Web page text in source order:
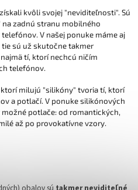
kvôli svojej "neviditeľnosti". Sú
zadnú stranu mobilného
V našej ponuke máme aj
sú už skutočne takmer
tí, ktorí nechcú ničím
telefónov.
milujú "silikóny" tvoria tí, ktorí
a potlačí. V ponuke silikónových
potlače: od romantických,
až po provokatívne vzory.
obalov sú takmer neviditeľné